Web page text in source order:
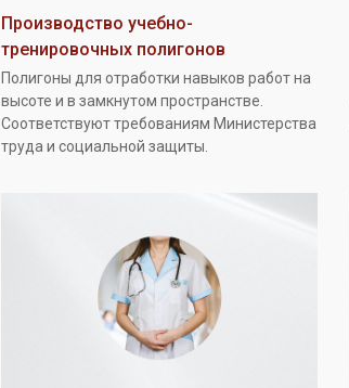
Производство учебно-
тренировочных полигонов
Полигоны для отработки навыков работ на
высоте и в замкнутом пространстве.
Соответствуют требованиям Министерства
труда и социальной защиты.